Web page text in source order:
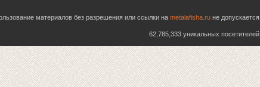
материалов без разрешения или ссылки на metalafisha.ru не допускается
62,785,333 уникальных посетителей